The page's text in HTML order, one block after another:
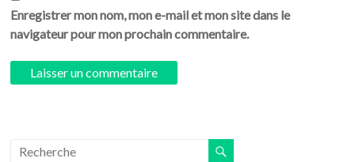
Enregistrer mon nom, mon e-mail et mon site dans le
navigateur pour mon prochain commentaire.